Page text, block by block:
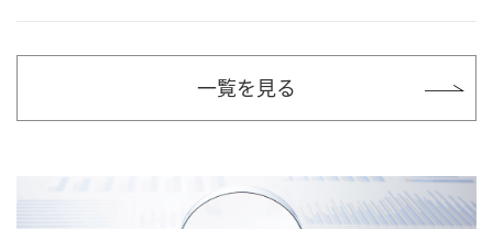
一覧を見る